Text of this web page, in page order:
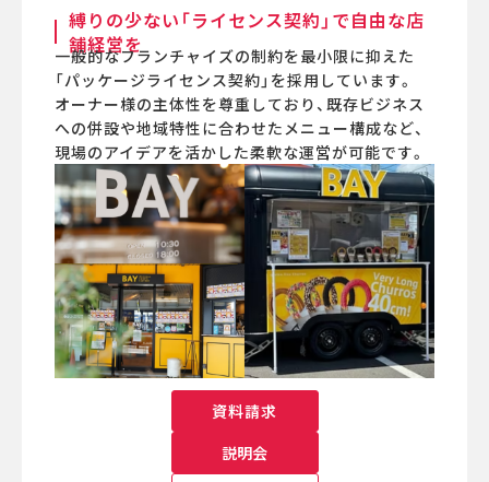
縛りの少ない「ライセンス契約」で自由な店
舗経営を
一般的なフランチャイズの制約を最小限に抑えた
「パッケージライセンス契約」を採用しています。
オーナー様の主体性を尊重しており、既存ビジネス
への併設や地域特性に合わせたメニュー構成など、
現場のアイデアを活かした柔軟な運営が可能です。
資料請求
説明会